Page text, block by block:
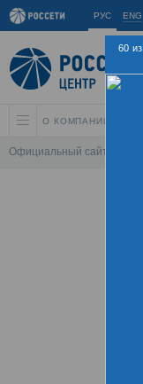
РУС ENG
О КОМПАНИИ
Официальный сайт
60 из